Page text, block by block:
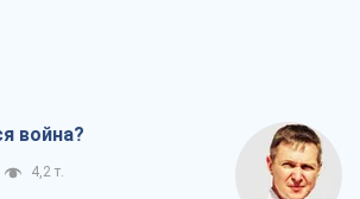
война?
4,2 т.